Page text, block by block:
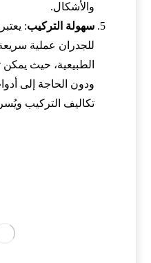
والأشكال.
سهولة التركيب:
للجدران عملية
الطبيعية، حيث يمكن
ودون الحاجة إلى
تكاليف التركيب